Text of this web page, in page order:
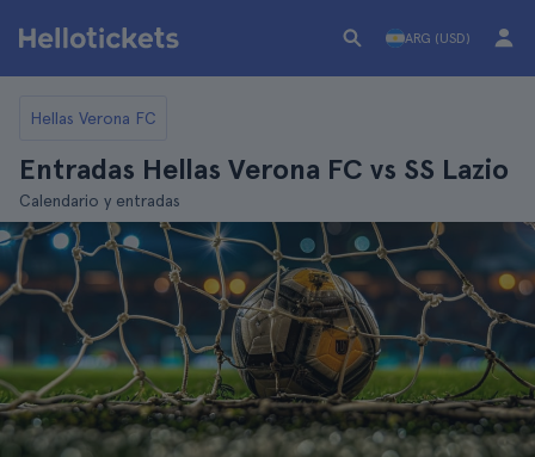
ARG (USD)
Hellas Verona FC
Entradas Hellas Verona FC vs SS Lazio
Calendario y entradas